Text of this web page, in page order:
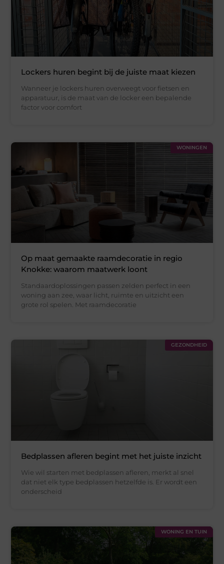
Lockers huren begint bij de juiste maat kiezen
Wanneer je lockers huren overweegt voor fietsen en
apparatuur, is de maat van de locker een bepalende
factor voor comfort
WONINGEN
Op maat gemaakte raamdecoratie in regio
Knokke: waarom maatwerk loont
Standaardoplossingen passen zelden perfect in een
woning aan zee, waar licht, ruimte en uitzicht een
grote rol spelen. Met raamdecoratie
GEZONDHEID
Bedplassen afleren begint met het juiste inzicht
Wie wil starten met bedplassen afleren, merkt al snel
dat niet elk type bedplassen hetzelfde is. Er wordt een
onderscheid
WONING EN TUIN